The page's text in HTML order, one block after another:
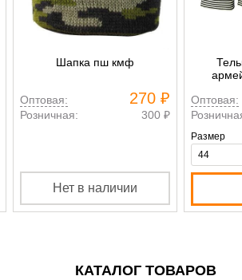
Шапка пш кмф
Оптовая: 270 ₽
Розничная: 300 ₽
Нет в наличии
Оптовая:
Размер
КАТАЛОГ ТОВАРОВ